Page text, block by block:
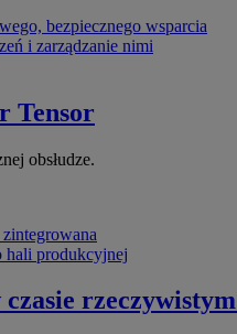
bezpiecznego wsparcia
i zarządzanie nimi
Tensor
obsłudze.
hali produkcyjnej
rzeczywistym